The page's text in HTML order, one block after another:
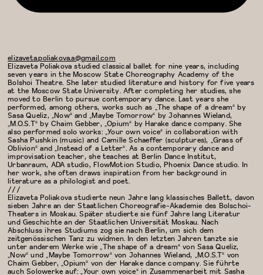
elizaveta.poliakova.a@gmail.com
Elizaveta Poliakova studied classical ballet for nine years, including
seven years in the Moscow State Choreography Academy of the
Bolshoi Theatre. She later studied literature and history for five years
at the Moscow State University. After completing her studies, she
moved to Berlin to pursue contemporary dance. Last years she
performed, among others, works such as „The shape of a dream“ by
Sasa Queliz, „Now“ and „Maybe Tomorrow“ by Johannes Wieland,
„M.O.S.T“ by Chaim Gebber, „Opium“ by Harake dance company. She
also performed solo works: „Your own voice“ in collaboration with
Sasha Pushkin (music) and Camille Schaeffer (sculptures), „Grass of
Oblivion“ and „Instead of a Letter“. As a contemporary dance and
improvisation teacher, she teaches at Berlin Dance Institut,
Urbanraum, ADA studio, FlowMotion Studio, Phoenix Dance studio. In
her work, she often draws inspiration from her background in
literature as a philologist and poet.
///
Elizaveta Poliakova studierte neun Jahre lang klassisches Ballett, davon
sieben Jahre an der Staatlichen Choreografie-Akademie des Bolschoi-
Theaters in Moskau. Später studierte sie fünf Jahre lang Literatur
und Geschichte an der Staatlichen Universität Moskau. Nach
Abschluss ihres Studiums zog sie nach Berlin, um sich dem
zeitgenössischen Tanz zu widmen. In den letzten Jahren tanzte sie
unter anderem Werke wie „The shape of a dream“ von Sasa Queliz,
„Now“ und „Maybe Tomorrow“ von Johannes Wieland, „M.O.S.T“ von
Chaim Gebber, „Opium“ von der Harake dance company. Sie führte
auch Solowerke auf: „Your own voice“ in Zusammenarbeit mit Sasha